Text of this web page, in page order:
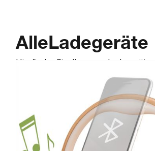
AlleLadegeräte
Hier finden Sie alle Ladegeräte